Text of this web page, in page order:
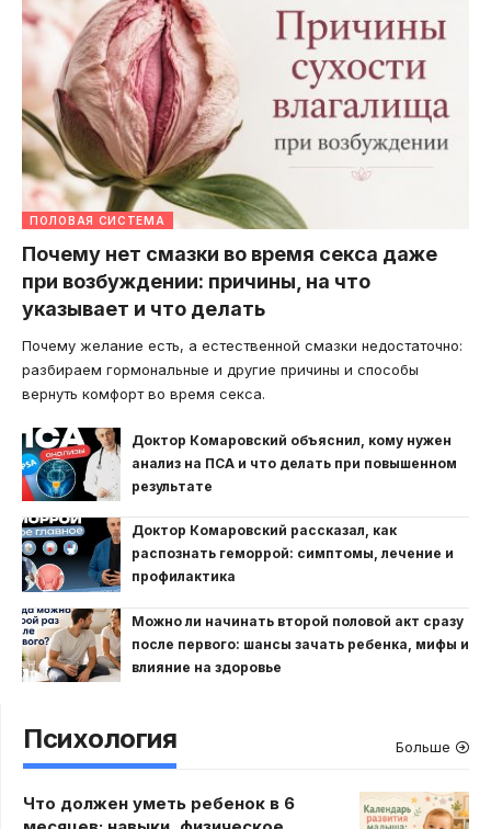
ПОЛОВАЯ СИСТЕМА
Почему нет смазки во время секса даже
при возбуждении: причины, на что
указывает и что делать
Почему желание есть, а естественной смазки недостаточно:
разбираем гормональные и другие причины и способы
вернуть комфорт во время секса.
Доктор Комаровский объяснил, кому нужен
анализ на ПСА и что делать при повышенном
результате
Доктор Комаровский рассказал, как
распознать геморрой: симптомы, лечение и
профилактика
Можно ли начинать второй половой акт сразу
после первого: шансы зачать ребенка, мифы и
влияние на здоровье
Психология Больше
Что должен уметь ребенок в 6